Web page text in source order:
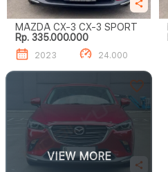
MAZDA CX-3 CX-3 SPORT
Rp. 335.000.000
2023 24.000
VIEW MORE